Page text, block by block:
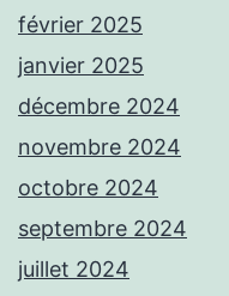
février 2025
janvier 2025
décembre 2024
novembre 2024
octobre 2024
septembre 2024
juillet 2024